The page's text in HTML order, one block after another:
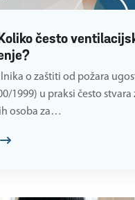
često
o zaštiti od požara
1999) u praksi često
osoba za…